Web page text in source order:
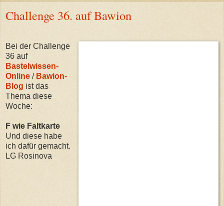
Challenge 36. auf Bawion
Bei der Challenge
36 auf
Bastelwissen-
Online / Bawion-
Blog ist das
Thema diese
Woche:
F wie Faltkarte
Und diese habe
ich dafür gemacht.
LG Rosinova